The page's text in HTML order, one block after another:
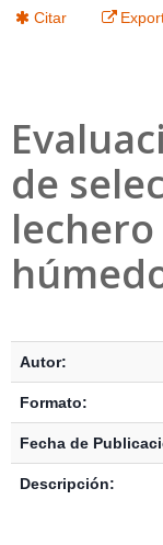
Citar
de
Autor:
Formato:
Fecha de
Descripción: